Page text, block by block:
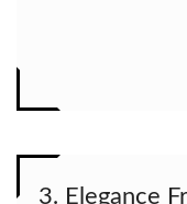
3. Elegance